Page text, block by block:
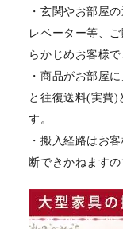
・玄関やお部屋
レベーター等、
らかじめお客様
・商品がお部屋
と往復送料(実費)
す。
・搬入経路はお
断できかねますの